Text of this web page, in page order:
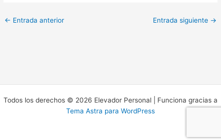
← Entrada anterior Entrada siguiente →
Todos los derechos © 2026 Elevador Personal | Funciona gracias a
Tema Astra para WordPress